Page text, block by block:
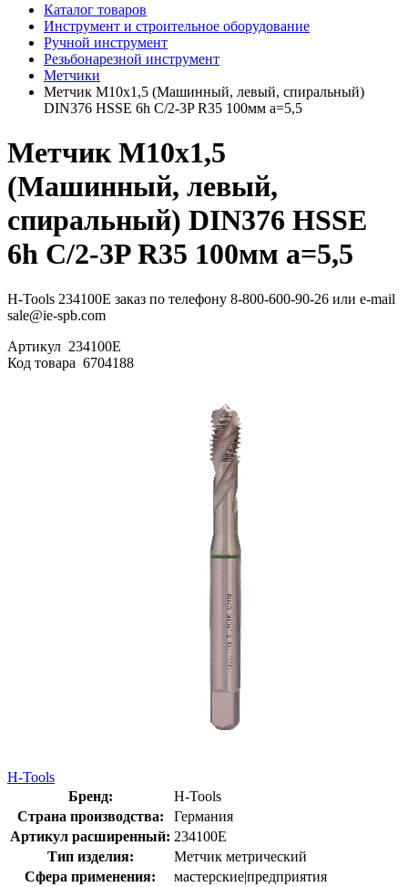
Каталог товаров
Инструмент и строительное оборудование
Ручной инструмент
Резьбонарезной инструмент
Метчики
Метчик М10х1,5 (Машинный, левый, спиральный)
DIN376 HSSE 6h C/2-3P R35 100мм a=5,5
Метчик М10х1,5
(Машинный, левый,
спиральный) DIN376 HSSE
6h C/2-3P R35 100мм a=5,5
H-Tools 234100E заказ по телефону 8-800-600-90-26 или e-mail
sale@ie-spb.com
Артикул 234100E
Код товара 6704188
H-Tools
Бренд:
H-Tools
Страна производства:
Германия
Артикул расширенный: 234100E
Тип изделия:
Метчик метрический
Сфера применения:
мастерские|предприятия